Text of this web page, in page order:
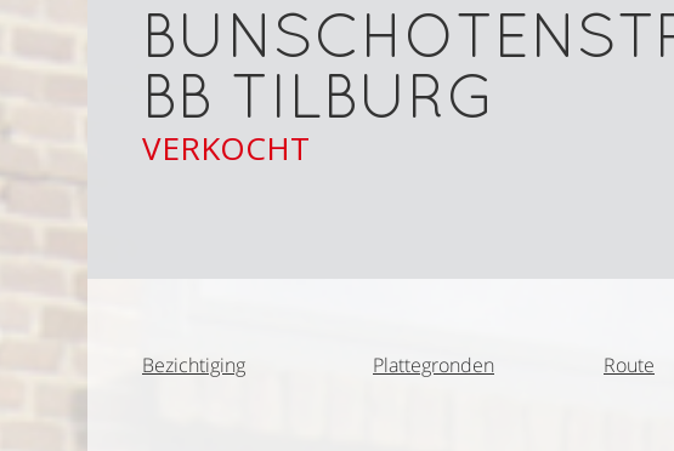
BB TILBURG
VERKOCHT
Bezichtiging Plattegronden Route